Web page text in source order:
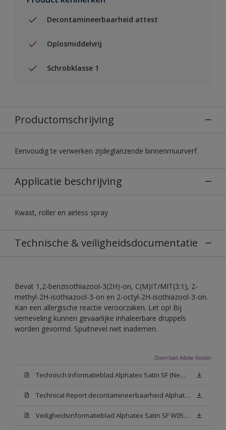
Decontamineerbaarheid attest
Oplosmiddelvrij
Schrobklasse 1
Productomschrijving
Eenvoudig te verwerken zijdeglanzende binnenmuurverf.
Applicatie beschrijving
Kwast, roller en airless spray
Technische & veiligheidsdocumentatie
Bevat 1,2-benzisothiazool-3(2H)-on, C(M)IT/MIT(3:1), 2-
methyl-2H-isothiazool-3-on en 2-octyl-2H-isothiazool-3-on.
Kan een allergische reactie veroorzaken. Let op! Bij
verneveling kunnen gevaarlijke inhaleerbare druppels
worden gevormd. Spuitnevel niet inademen.
Download Adobe Reader
Technisch Informatieblad Alphatex Satin SF (New Livery) (PDF)
Technical Report decontamineerbaarheid Alphatex Satin SF
Veiligheidsinformatieblad Alphatex Satin SF W05 (MSDS)